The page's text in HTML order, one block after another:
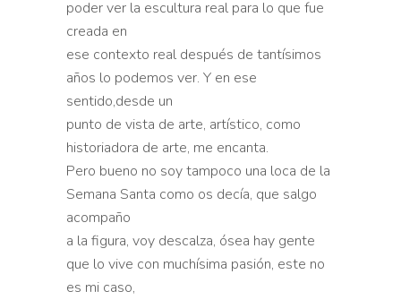
poder ver la escultura real para lo que fue
creada en
ese contexto real después de tantísimos
años lo podemos ver. Y en ese
sentido,desde un
punto de vista de arte, artístico, como
historiadora de arte, me encanta.
Pero bueno no soy tampoco una loca de la
Semana Santa como os decía, que salgo
acompaño
a la figura, voy descalza, ósea hay gente
que lo vive con muchísima pasión, este no
es mi caso,